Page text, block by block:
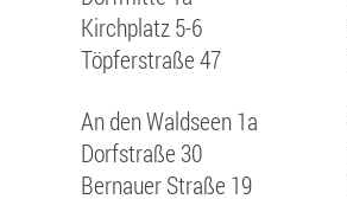
Kirchplatz 5-6
Töpferstraße 47
An den Waldseen 1a
Dorfstraße 30
Bernauer Straße 19